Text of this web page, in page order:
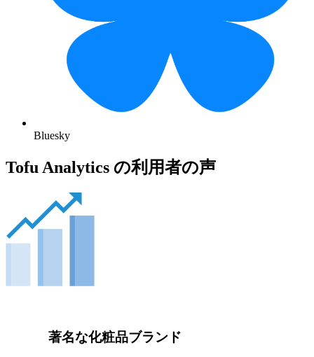
Bluesky
Tofu Analytics の利用者の声
著名な化粧品ブランド